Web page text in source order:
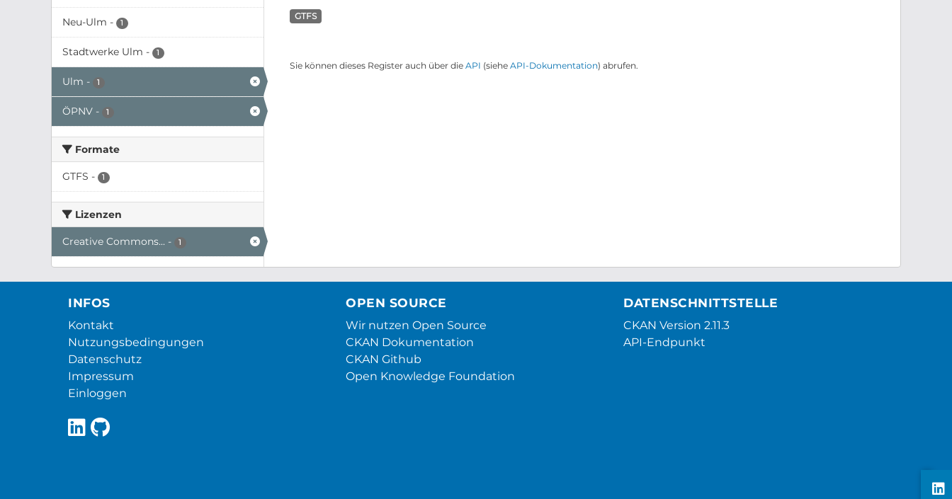
Neu-Ulm - 1
Stadtwerke Ulm - 1
Ulm - 1
ÖPNV - 1
Formate
GTFS - 1
Lizenzen
Creative Commons... - 1
GTFS
Sie können dieses Register auch über die API (siehe API-Dokumentation) abrufen.
INFOS
Kontakt
Nutzungsbedingungen
Datenschutz
Impressum
Einloggen
OPEN SOURCE
Wir nutzen Open Source
CKAN Dokumentation
CKAN Github
Open Knowledge Foundation
DATENSCHNITTSTELLE
CKAN Version 2.11.3
API-Endpunkt